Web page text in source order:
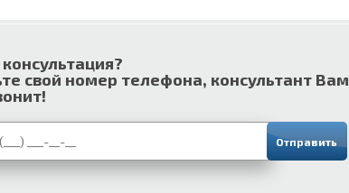
свой номер телефона, консультант Вам